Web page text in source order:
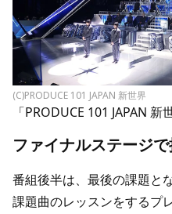
(C)PRODUCE 101 JAPAN 新世界
「PRODUCE 101 JAPAN
ファイナルステージ
番組後半は、最後の課題と
課題曲のレッスンをするプ